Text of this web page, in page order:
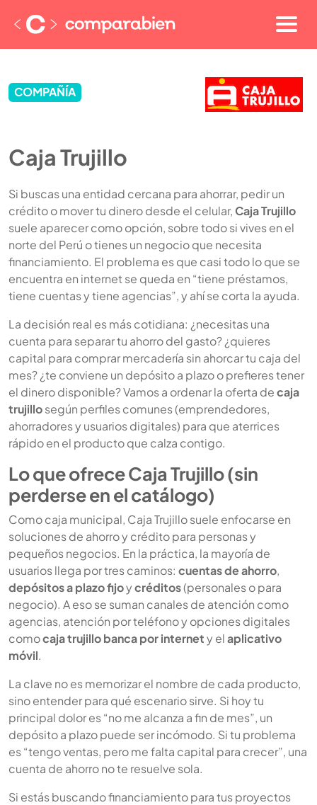
COMPAÑÍA
Caja Trujillo
Si buscas una entidad cercana para ahorrar, pedir un
crédito o mover tu dinero desde el celular,Caja Trujillo
suele aparecer como opción, sobre todo si vives en el
norte del Perú o tienes un negocio que necesita
financiamiento. El problema es que casi todo lo que se
encuentra en internet se queda en “tiene préstamos,
tiene cuentas y tiene agencias”, y ahí se corta la ayuda.
La decisión real es más cotidiana: ¿necesitas una
cuenta para separar tu ahorro del gasto? ¿quieres
capital para comprar mercadería sin ahorcar tu caja del
mes? ¿te conviene un depósito a plazo o prefieres tener
el dinero disponible? Vamos a ordenar la oferta decaja
trujillosegún perfiles comunes (emprendedores,
ahorradores y usuarios digitales) para que aterrices
rápido en el producto que calza contigo.
Lo que ofrece Caja Trujillo (sin
perderse en el catálogo)
Como caja municipal, Caja Trujillo suele enfocarse en
soluciones de ahorro y crédito para personas y
pequeños negocios. En la práctica, la mayoría de
usuarios llega por tres caminos: cuentas de ahorro,
depósitos a plazo fijoycréditos(personales o para
negocio). A eso se suman canales de atención como
agencias, atención por teléfono y opciones digitales
comocaja trujillo banca por internety elaplicativo
móvil.
La clave no es memorizar el nombre de cada producto,
sino entender para qué escenario sirve. Si hoy tu
principal dolor es “no me alcanza a fin de mes”, un
depósito a plazo puede ser incómodo. Si tu problema
es “tengo ventas, pero me falta capital para crecer”, una
cuenta de ahorro no te resuelve sola.
Si estás buscando financiamiento para tus proyectos